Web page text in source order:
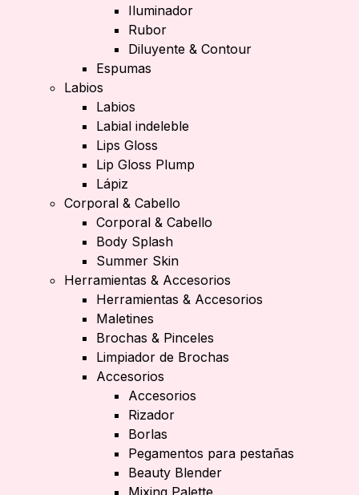
Iluminador
Rubor
Diluyente & Contour
Espumas
Labios
Labios
Labial indeleble
Lips Gloss
Lip Gloss Plump
Lápiz
Corporal & Cabello
Corporal & Cabello
Body Splash
Summer Skin
Herramientas & Accesorios
Herramientas & Accesorios
Maletines
Brochas & Pinceles
Limpiador de Brochas
Accesorios
Accesorios
Rizador
Borlas
Pegamentos para pestañas
Beauty Blender
Mixing Palette